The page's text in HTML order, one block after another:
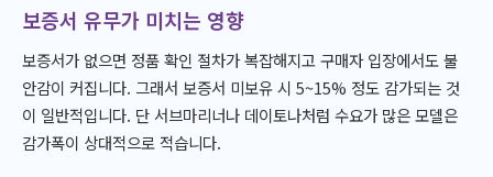
보증서 유무가 미치는 영향
보증서가 없으면 정품 확인 절차가 복잡해지고 구매자 입장에서도 불
안감이 커집니다. 그래서 보증서 미보유 시 5~15% 정도 감가되는 것
이 일반적입니다. 단 서브마리너나 데이토나처럼 수요가 많은 모델은
감가폭이 상대적으로 적습니다.